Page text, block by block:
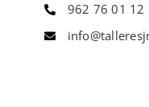
962 76 01 12